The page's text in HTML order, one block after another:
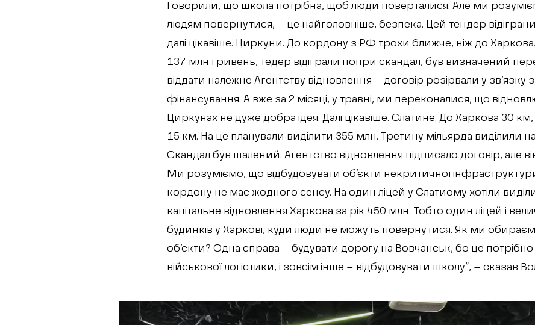
Говорили, що школа потрібна, щоб люди поверталися. Але ми
людям повернутися, – це найголовніше, безпека. Цей тендер
далі цікавіше. Циркуни. До кордону з РФ трохи ближче, ніж до
137 млн гривень, тедер відіграли попри скандал, був визначений
віддати належне Агентству відновлення – договір розірвали у зв’язку з
фінансування. А вже за 2 місяці, у травні, ми переконалися, що
Циркунах не дуже добра ідея. Далі цікавіше. Слатине. До Харкова 30
15 км. На це планували виділити 355 млн. Третину мільярда виділили
Скандал був шалений. Агентство відновлення підписало договір, але
Ми розуміємо, що відбудовувати об’єкти некритичної
кордону не має жодного сенсу. На один ліцей у Слатиому хотіли
капітальне відновлення Харкова за рік 450 млн. Тобто один ліцей і
будинків у Харкові, куди люди не можуть повернутися. Як ми
об’єкти? Одна справа – будувати дорогу на Вовчанськ, бо це потрібно
військової логістики, і зовсім інше – відбудовувати школу”, – сказав